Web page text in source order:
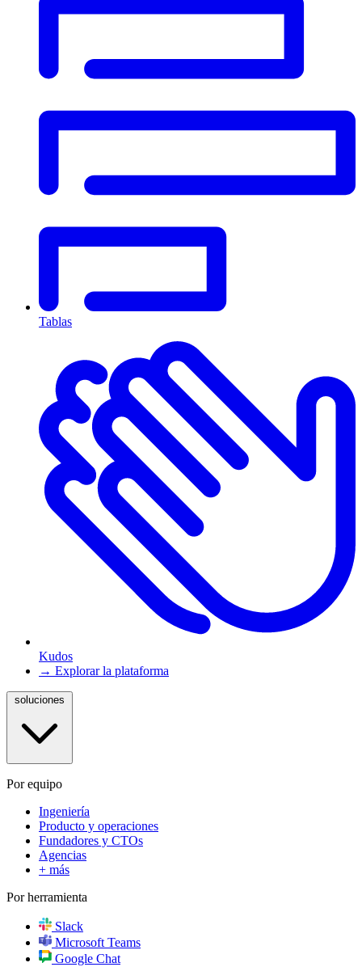
Tablas
Kudos
→ Explorar la plataforma
Por equipo
Ingeniería
Producto y operaciones
Fundadores y CTOs
Agencias
+ más
Por herramienta
Slack
Microsoft Teams
Google Chat